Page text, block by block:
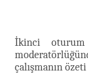
İkinci
çalışmanın özeti